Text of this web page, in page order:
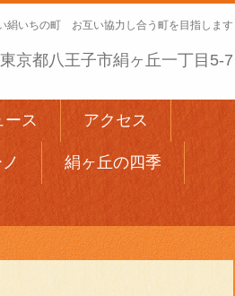
絹いちの町 お互い協力し合う町を目指します
京都八王子市絹ヶ丘一丁目5-7
ース アクセス
絹ヶ丘の四季